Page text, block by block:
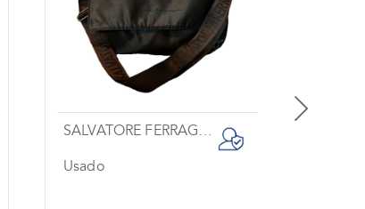
SALVATORE FERRAGAMO
Usado